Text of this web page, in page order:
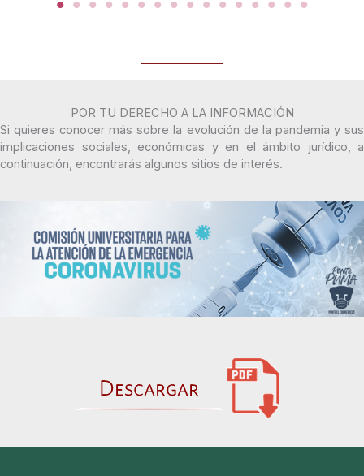
POR TU DERECHO A LA INFORMACIÓN
Si quieres conocer más sobre la evolución de la pandemia y sus
implicaciones sociales, económicas y en el ámbito jurídico, a
continuación, encontrarás algunos sitios de interés.